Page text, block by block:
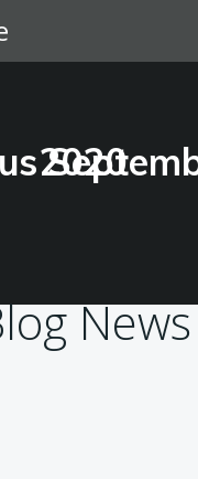
springen
News aus September 22, 2020
News